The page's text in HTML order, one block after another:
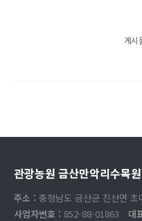
게시
관광농원 금산만악리수목
주소 : 충청남도 금산군 진산면
사업자번호 : 852-88-01863 대